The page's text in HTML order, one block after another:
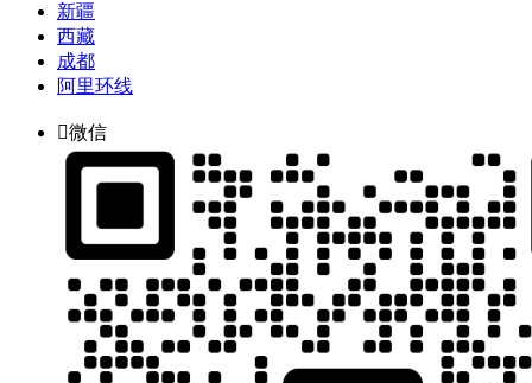
新疆
西藏
成都
阿里环线
微信